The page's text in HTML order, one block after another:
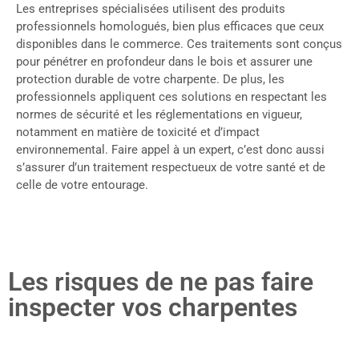
Les entreprises spécialisées utilisent des produits
professionnels homologués, bien plus efficaces que ceux
disponibles dans le commerce. Ces traitements sont conçus
pour pénétrer en profondeur dans le bois et assurer une
protection durable de votre charpente. De plus, les
professionnels appliquent ces solutions en respectant les
normes de sécurité et les réglementations en vigueur,
notamment en matière de toxicité et d’impact
environnemental. Faire appel à un expert, c’est donc aussi
s’assurer d’un traitement respectueux de votre santé et de
celle de votre entourage.
Les risques de ne pas faire
inspecter vos charpentes